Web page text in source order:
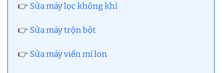
👉 Sửa máy lọc không khí
👉 Sửa máy trộn bột
👉 Sửa máy viền mí lon